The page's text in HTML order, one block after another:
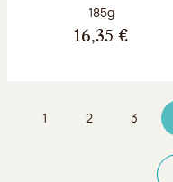
Poids net :
185g
16,35 €
Page
1 Page
2 Page
3